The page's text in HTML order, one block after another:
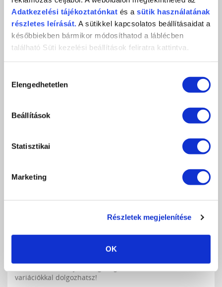
Adatkezelési tájékoztatónkat és a sütik használatának
részletes leírását. A sütikkel kapcsolatos beállításaidat a
későbbiekben bármikor módosíthatod a láblécben
található Süti kezelési beállítások feliratra kattintva.
kiválasztása
Elengedhetetlen
Beállítások
Statisztikai
Marketing
Részletek megjelenítése
OK
TRANSZFERFÓLIA SZETT - MÁRVÁNY
2 590 Ft
ÉRTESÍTÉST KÉREK
A képeken megjelenő színek eltérhetnek a valóságtól, a monitor beállításaitól
TRANSZFERFÓLIÁK ISMERTETŐ
Népszerű trend a körömdíszítésben!
A transzferfólia különleges hatásának segítségével
csillogó mintákkal díszíthetjük a köröm
variációkkal dolgozhatsz!